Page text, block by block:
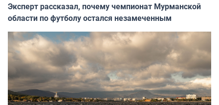
Эксперт рассказал, почему чемпионат Мурманской
области по футболу остался незамеченным